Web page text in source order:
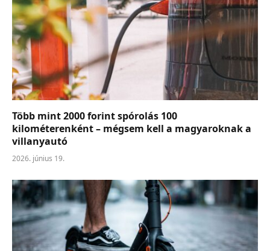
Több mint 2000 forint spórolás 100
kilométerenként – mégsem kell a magyaroknak a
villanyautó
2026. június 19.